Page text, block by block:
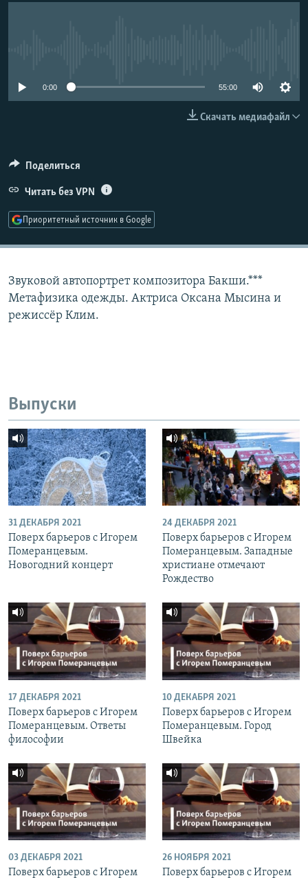
Все сайты РСЕ/РС
0:00 55:00
Скачать медиафайл
Поделиться
Читать без VPN
Приоритетный источник в Google
Звуковой автопортрет композитора Бакши.***
Метафизика одежды. Актриса Оксана Мысина и
режиссёр Клим.
Выпуски
31 ДЕКАБРЯ 2021
Поверх барьеров с Игорем
Померанцевым.
Новогодний концерт
24 ДЕКАБРЯ 2021
Поверх барьеров с Игорем
Померанцевым. Западные
христиане отмечают
Рождество
17 ДЕКАБРЯ 2021
Поверх барьеров с Игорем
Померанцевым. Ответы
философии
10 ДЕКАБРЯ 2021
Поверх барьеров с Игорем
Померанцевым. Город
Швейка
03 ДЕКАБРЯ 2021
Поверх барьеров с Игорем
26 НОЯБРЯ 2021
Поверх барьеров с Игорем